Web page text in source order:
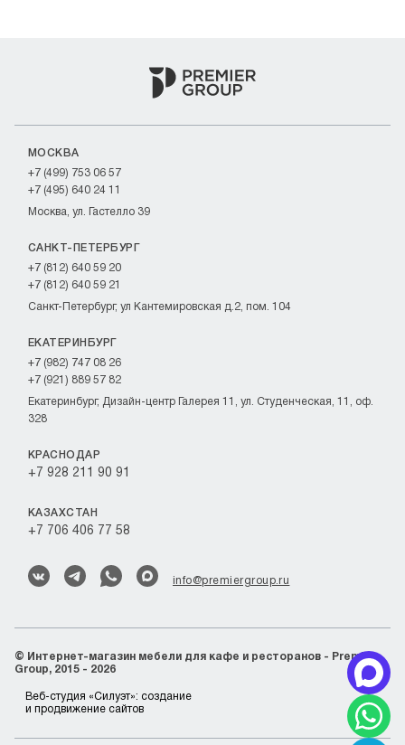
info@premiergroup.ru
МОСКВА
+7 (499) 753 06 57
+7 (495) 640 24 11
Москва, ул. Гастелло 39
САНКТ-ПЕТЕРБУРГ
+7 (812) 640 59 20
+7 (812) 640 59 21
Санкт-Петербург, ул Кантемировская д.2, пом. 104
ЕКАТЕРИНБУРГ
+7 (982) 747 08 26
+7 (921) 889 57 82
Екатеринбург, Дизайн-центр Галерея 11, ул. Студенческая, 11, оф.
328
КРАСНОДАР
+7 928 211 90 91
КАЗАХСТАН
+7 706 406 77 58
© Интернет-магазин мебели для кафе и ресторанов - Premier
Group, 2015 - 2026
Веб-студия «Силуэт»: создание
и продвижение сайтов